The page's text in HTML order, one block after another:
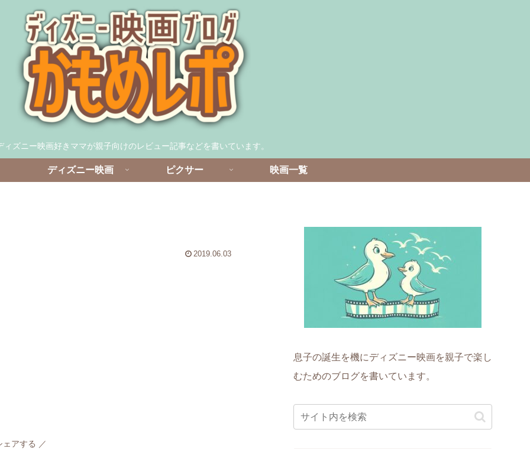
ィズニー映画好きママが親子向けのレビュー記事などを書いています。
ディズニー映画 ピクサー 映画一覧
2019.06.03
ェアする
息子の誕生を機にディズニー映画を親子で楽し
むためのブログを書いています。